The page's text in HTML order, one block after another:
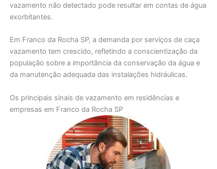
vazamento não detectado pode resultar em contas de água
exorbitantes.
Em Franco da Rocha SP, a demanda por serviços de caça
vazamento tem crescido, refletindo a conscientização da
população sobre a importância da conservação da água e
da manutenção adequada das instalações hidráulicas.
Os principais sinais de vazamento em residências e
empresas em Franco da Rocha SP